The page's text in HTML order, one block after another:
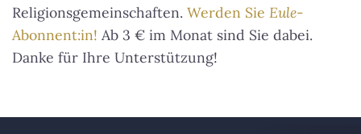
Religionsgemeinschaften. Werden Sie Eule-
Abonnent:in! Ab 3 € im Monat sind Sie dabei.
Danke für Ihre Unterstützung!